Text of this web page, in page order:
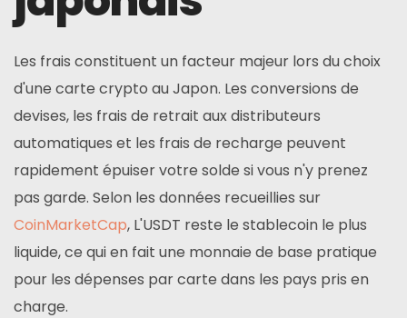
Les frais constituent un facteur majeur lors du choix
d'une carte crypto au Japon. Les conversions de
devises, les frais de retrait aux distributeurs
automatiques et les frais de recharge peuvent
rapidement épuiser votre solde si vous n'y prenez
pas garde. Selon les données recueillies sur
CoinMarketCap, L'USDT reste le stablecoin le plus
liquide, ce qui en fait une monnaie de base pratique
pour les dépenses par carte dans les pays pris en
charge.